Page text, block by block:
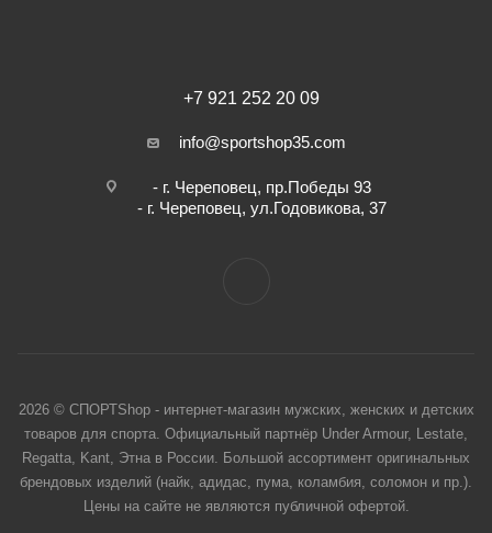
+7 921 252 20 09
info@sportshop35.com
- г. Череповец, пр.Победы 93
- г. Череповец, ул.Годовикова, 37
2026 © СПОРТShop - интернет-магазин мужских, женских и детских
товаров для спорта. Официальный партнёр Under Armour, Lestate,
Regatta, Kant, Этна в России. Большой ассортимент оригинальных
брендовых изделий (найк, адидас, пума, коламбия, соломон и пр.).
Цены на сайте не являются публичной офертой.